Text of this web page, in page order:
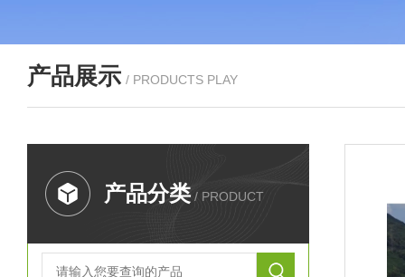
产品展示 / PRODUCTS PLAY
产品分类 / PRODUCT